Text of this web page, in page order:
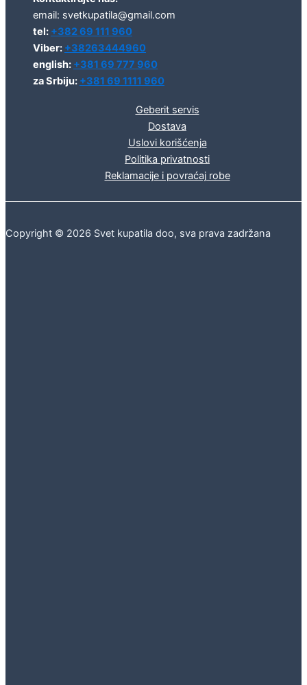
email: svetkupatila@gmail.com
tel: +382 69 111 960
Viber: +38263444960
english: +381 69 777 960
za Srbiju: +381 69 1111 960
Geberit servis
Dostava
Uslovi korišćenja
Politika privatnosti
Reklamacije i povraćaj robe
Copyright © 2026 Svet kupatila doo, sva prava zadržana